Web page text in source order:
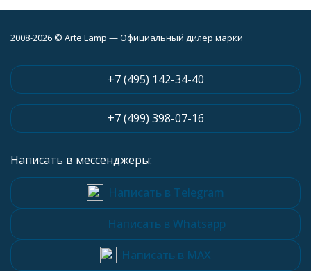
2008-2026 © Arte Lamp — Официальный дилер марки
+7 (495) 142-34-40
+7 (499) 398-07-16
Написать в мессенджеры:
Написать в Telegram
Написать в Whatsapp
Написать в MAX